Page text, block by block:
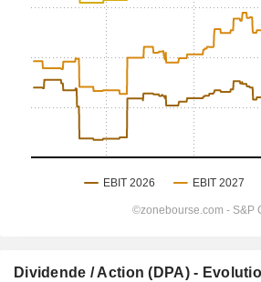
Dividende / Action (DPA) -